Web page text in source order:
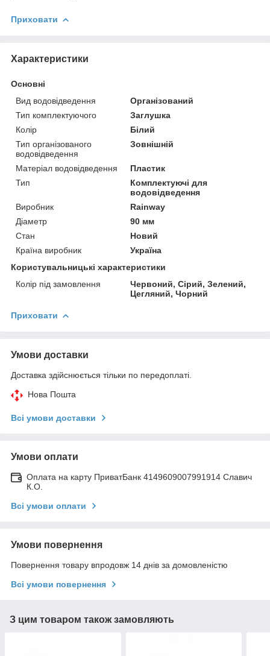
Приховати
Характеристики
Основні
Вид водовідведення
Організований
Тип комплектуючого
Заглушка
Колір
Білий
Тип організованого
водовідведення
Зовнішній
Матеріал водовідведення
Пластик
Тип
Комплектуючі для
водовідведення
Виробник
Rainway
Діаметр
90 мм
Стан
Новий
Країна виробник
Україна
Користувальницькі характеристики
Колір під замовлення
Червоний, Сірий, Зелений,
Цегляний, Чорний
Приховати
Умови доставки
Доставка здійснюється тільки по передоплаті.
Нова Пошта
Всі умови доставки
Умови оплати
Оплата на карту ПриватБанк 4149609007991914 Славич
К.О.
Всі умови оплати
Умови повернення
Повернення товару впродовж 14 днів за домовленістю
Всі умови повернення
З цим товаром також замовляють